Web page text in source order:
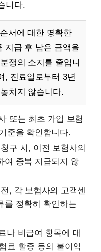
니다.
서에 대한 명확한
지급 후 남은 금액을
쟁의 소지를 줄입니
, 진료일로부터 3년
치지 않습니다.
또는 최초 가입 보험
준을 확인합니다.
구 시, 이전 보험사의
여 중복 지급되지 않
, 각 보험사의 고객센
를 정확히 확인하는
나 비급여 항목에 대
료 할증 등의 불이익